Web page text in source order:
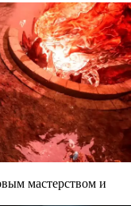
мастерством и